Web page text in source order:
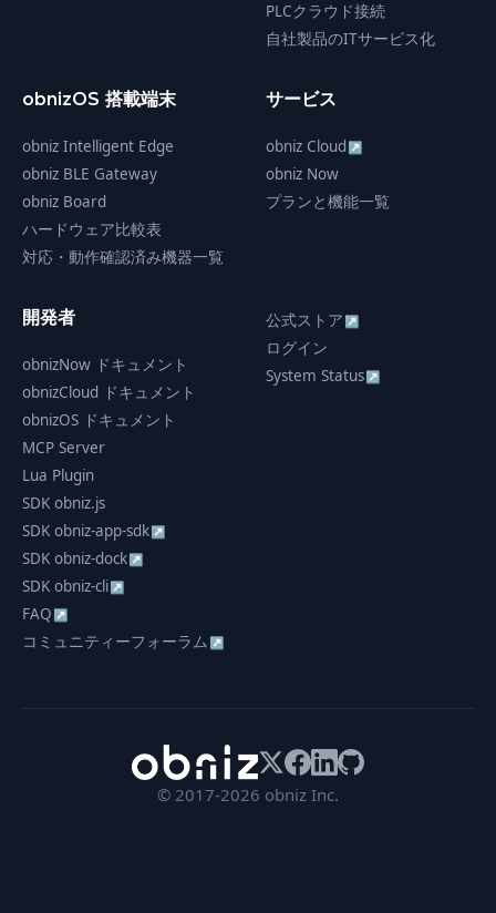
PLCクラウド接続
自社製品のITサービス化
obnizOS 搭載端末
obniz Intelligent Edge
obniz BLE Gateway
obniz Board
ハードウェア比較表
対応・動作確認済み機器一覧
サービス
obniz Cloud ↗
obniz Now
プランと機能一覧
開発者
obnizNow ドキュメント
obnizCloud ドキュメント
obnizOS ドキュメント
MCP Server
Lua Plugin
SDK obniz.js
SDK obniz-app-sdk↗
SDK obniz-dock↗
SDK obniz-cli↗
FAQ ↗
コミュニティーフォーラム ↗
公式ストア ↗
ログイン
System Status↗
© 2017-2026 obniz Inc.